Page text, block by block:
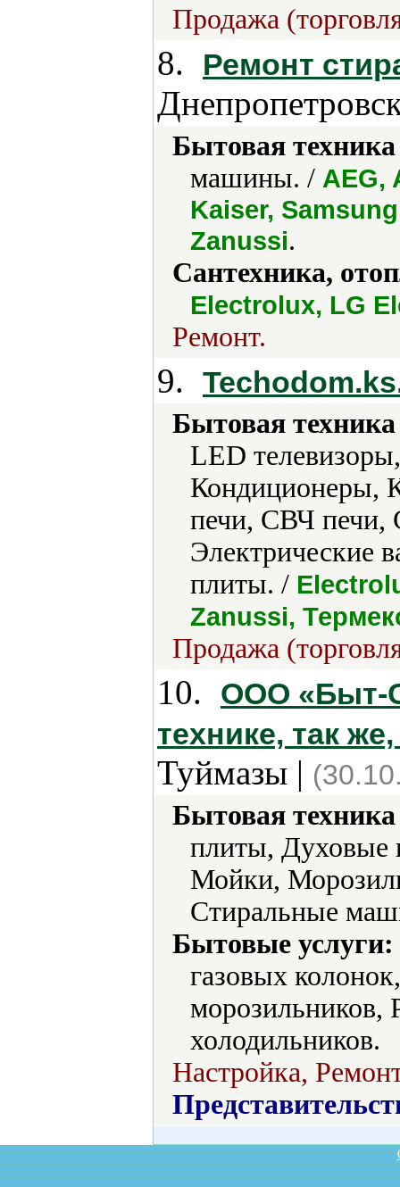
Продажа
8. Ремонт
Бытовая
машины. / AEG,
Kaiser,
Zanussi.
Сантехника,
Electrolux, LG
Ремонт.
9.
Бытовая
LED
Кондиционеры,
печи, СВЧ печи,
Электрические
плиты. /
Zanussi,
Продажа
10.
ООО «Быт-
технике, так
Туймазы |
Бытовая
плиты,
Мойки,
Стиральные
Бытовые услуги:
газовых
морозильников,
холодильников.
Настройка,